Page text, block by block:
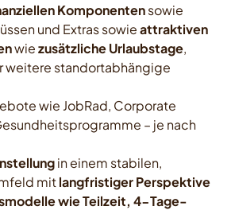
Komponentensowie
und Extras sowieattraktiven
wiezusätzliche Urlaubstage,
weitere standortabhängige
wie JobRad, Corporate
– je nach
in einem stabilen,
mitlangfristiger Perspektive
wie Teilzeit, 4-Tage-